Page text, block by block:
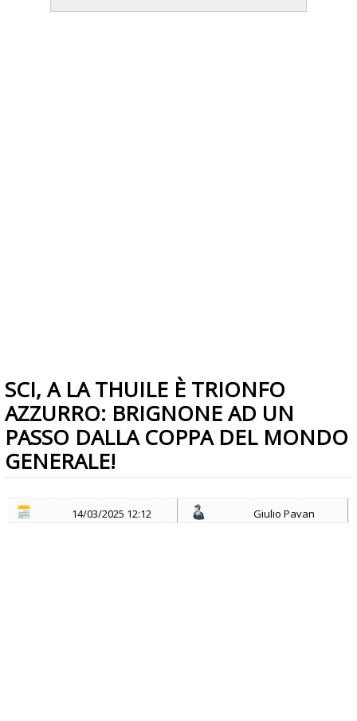
SCI, A LA THUILE È TRIONFO
AZZURRO: BRIGNONE AD UN
PASSO DALLA COPPA DEL MONDO
GENERALE!
14/03/2025 12:12 Giulio Pavan